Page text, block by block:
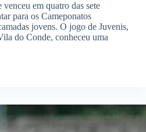
em quatro das sete
para os Cameponatos
jovens. O jogo de Juvenis,
do Conde, conheceu uma